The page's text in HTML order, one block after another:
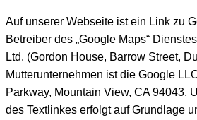
Auf unserer Webseite ist ein Link zu
Betreiber des „Google Maps“
Ltd. (Gordon House, Barrow Street,
Mutterunternehmen ist die Google
Parkway, Mountain View, CA 94043,
des Textlinkes erfolgt auf Grundlage